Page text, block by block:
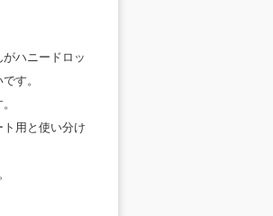
ハニードロッ
す。
用と使い分け